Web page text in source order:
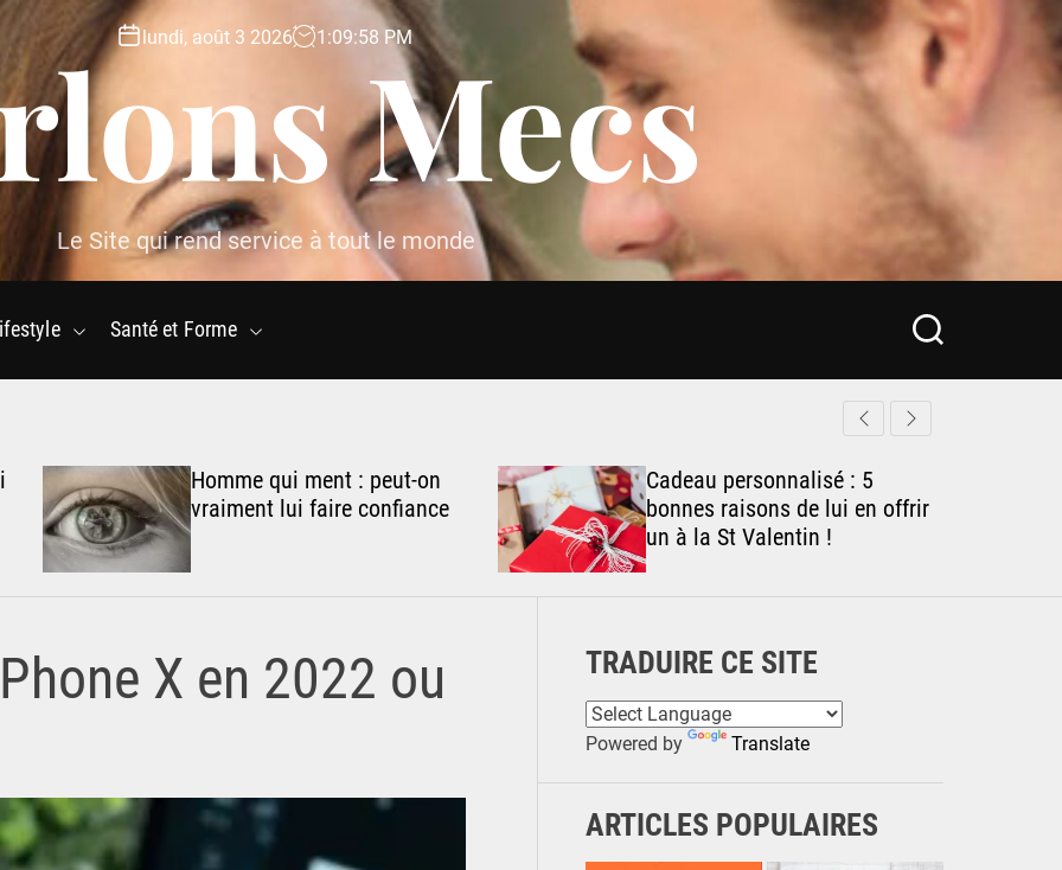
lundi, août 3 2026 1 :09:59 PM
Mecs
Le Site qui rend service à tout le monde
Santé et Forme
S
a
r
c
Homme qui ment : peut-on
vraiment lui faire confiance
Cadeau personnalisé : 5
bonnes raisons de lui en offrir
un à la St Valentin !
X en 2022 ou
TRADUIRE CE SITE
Powered by Translate
ARTICLES POPULAIRES